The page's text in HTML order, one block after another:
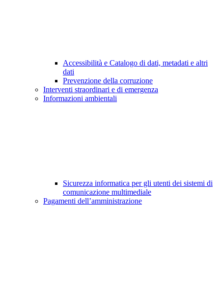
Accessibilità e Catalogo di dati, metadati e altri
dati
Prevenzione della corruzione
Interventi straordinari e di emergenza
Informazioni ambientali
Sicurezza informatica per gli utenti dei sistemi di
comunicazione multimediale
Pagamenti dell’amministrazione